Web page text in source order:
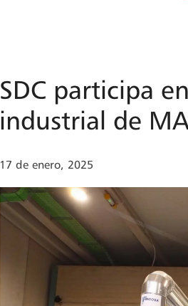
SDC participa
industrial de
17 de enero, 2025